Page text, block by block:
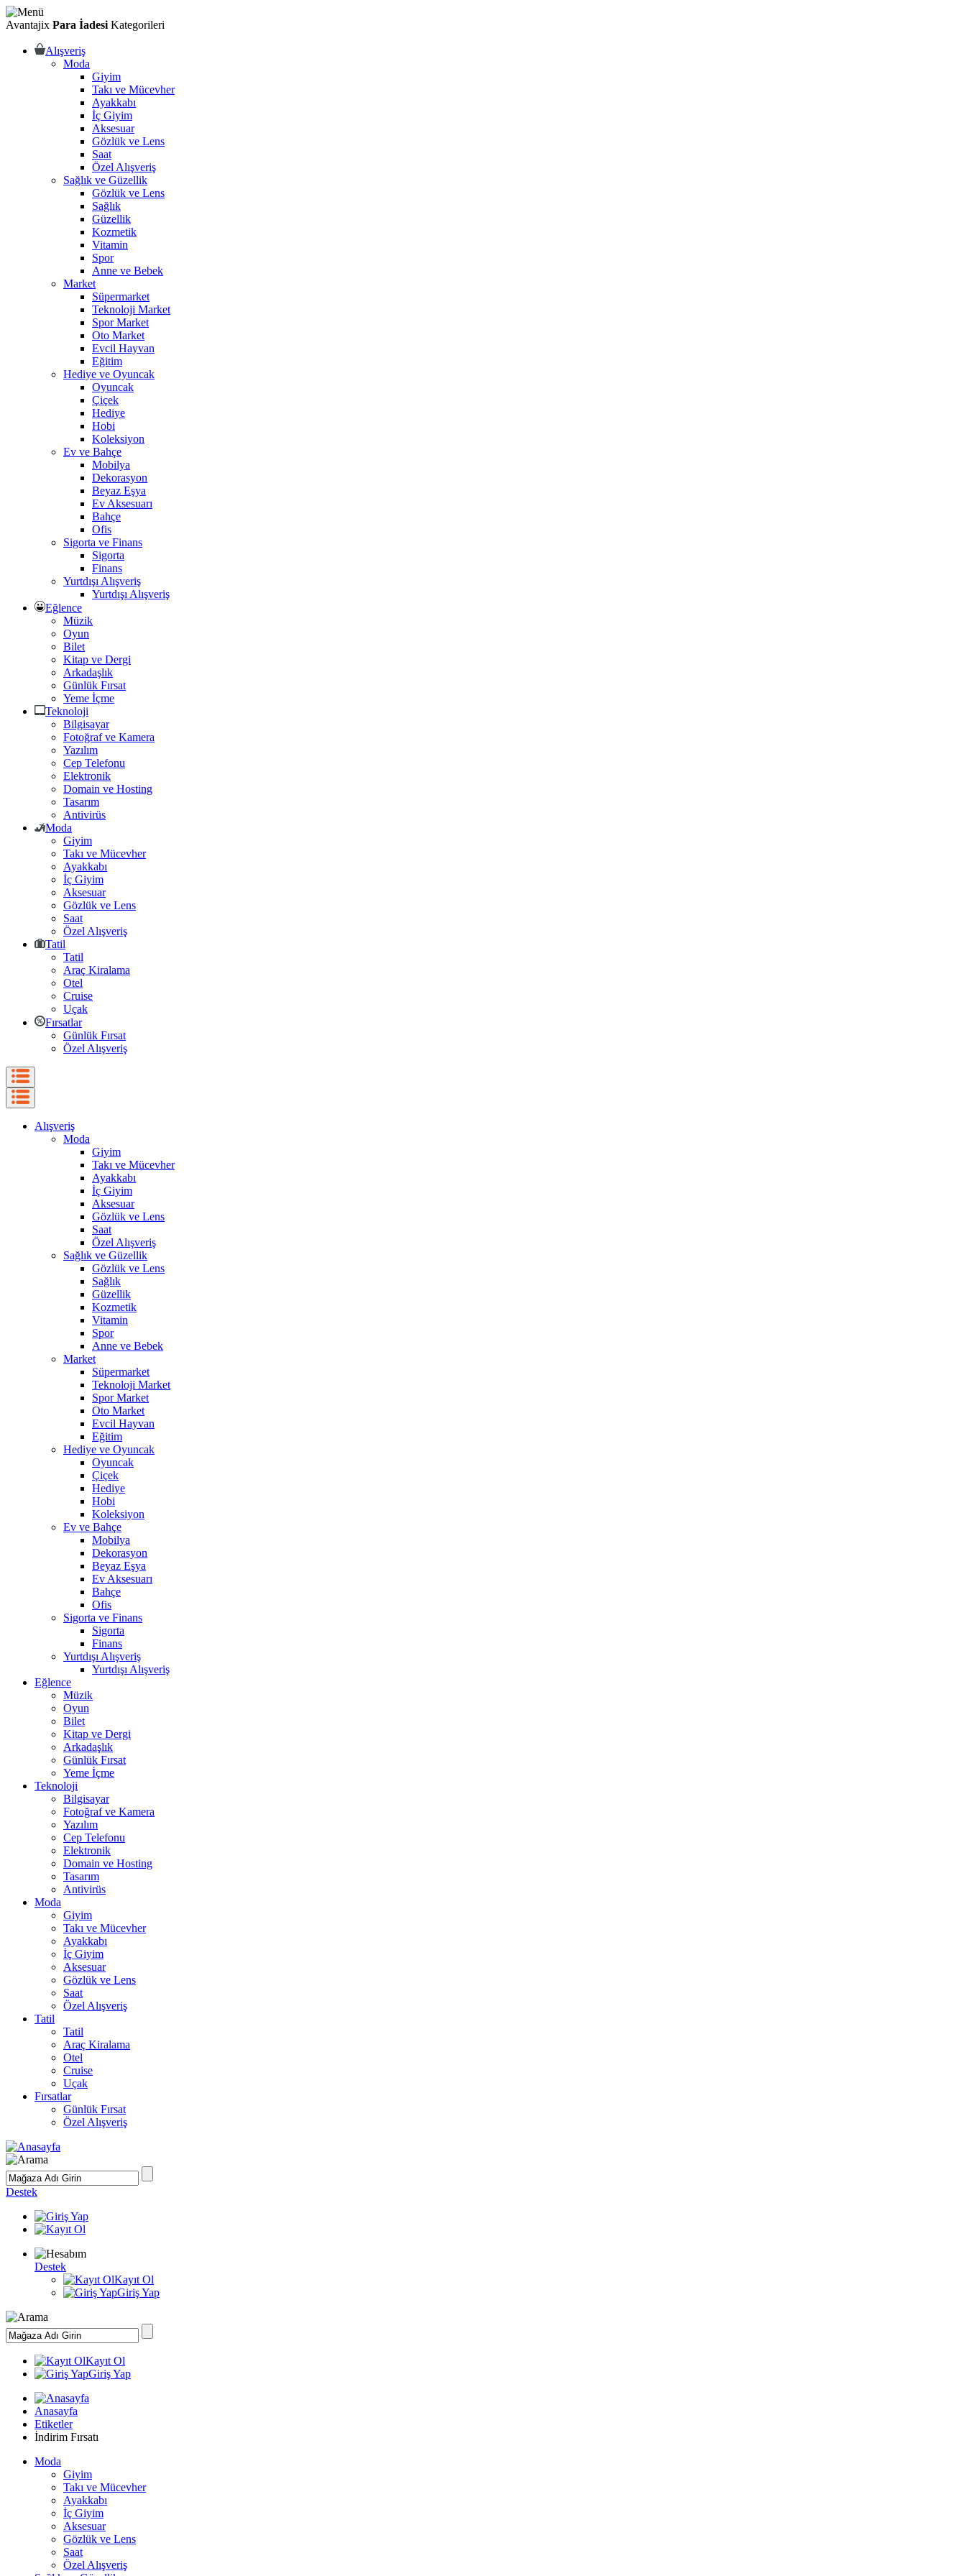
Avantajix Para İadesi Kategorileri
Alışveriş
Moda
Giyim
Takı ve Mücevher
Ayakkabı
İç Giyim
Aksesuar
Gözlük ve Lens
Saat
Özel Alışveriş
Sağlık ve Güzellik
Gözlük ve Lens
Sağlık
Güzellik
Kozmetik
Vitamin
Spor
Anne ve Bebek
Market
Süpermarket
Teknoloji Market
Spor Market
Oto Market
Evcil Hayvan
Eğitim
Hediye ve Oyuncak
Oyuncak
Çiçek
Hediye
Hobi
Koleksiyon
Ev ve Bahçe
Mobilya
Dekorasyon
Beyaz Eşya
Ev Aksesuarı
Bahçe
Ofis
Sigorta ve Finans
Sigorta
Finans
Yurtdışı Alışveriş
Yurtdışı Alışveriş
Eğlence
Müzik
Oyun
Bilet
Kitap ve Dergi
Arkadaşlık
Günlük Fırsat
Yeme İçme
Teknoloji
Bilgisayar
Fotoğraf ve Kamera
Yazılım
Cep Telefonu
Elektronik
Domain ve Hosting
Tasarım
Antivirüs
Moda
Giyim
Takı ve Mücevher
Ayakkabı
İç Giyim
Aksesuar
Gözlük ve Lens
Saat
Özel Alışveriş
Tatil
Tatil
Araç Kiralama
Otel
Cruise
Uçak
Fırsatlar
Günlük Fırsat
Özel Alışveriş
Alışveriş
Moda
Giyim
Takı ve Mücevher
Ayakkabı
İç Giyim
Aksesuar
Gözlük ve Lens
Saat
Özel Alışveriş
Sağlık ve Güzellik
Gözlük ve Lens
Sağlık
Güzellik
Kozmetik
Vitamin
Spor
Anne ve Bebek
Market
Süpermarket
Teknoloji Market
Spor Market
Oto Market
Evcil Hayvan
Eğitim
Hediye ve Oyuncak
Oyuncak
Çiçek
Hediye
Hobi
Koleksiyon
Ev ve Bahçe
Mobilya
Dekorasyon
Beyaz Eşya
Ev Aksesuarı
Bahçe
Ofis
Sigorta ve Finans
Sigorta
Finans
Yurtdışı Alışveriş
Yurtdışı Alışveriş
Eğlence
Müzik
Oyun
Bilet
Kitap ve Dergi
Arkadaşlık
Günlük Fırsat
Yeme İçme
Teknoloji
Bilgisayar
Fotoğraf ve Kamera
Yazılım
Cep Telefonu
Elektronik
Domain ve Hosting
Tasarım
Antivirüs
Moda
Giyim
Takı ve Mücevher
Ayakkabı
İç Giyim
Aksesuar
Gözlük ve Lens
Saat
Özel Alışveriş
Tatil
Tatil
Araç Kiralama
Otel
Cruise
Uçak
Fırsatlar
Günlük Fırsat
Özel Alışveriş
Destek
Destek
Kayıt Ol
Giriş Yap
Kayıt Ol
Giriş Yap
Anasayfa
Etiketler
İndirim Fırsatı
Moda
Giyim
Takı ve Mücevher
Ayakkabı
İç Giyim
Aksesuar
Gözlük ve Lens
Saat
Özel Alışveriş